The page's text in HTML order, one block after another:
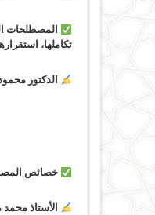
المصطلحات
تكاملها،
الدكتور
خصائص
الأستاذ